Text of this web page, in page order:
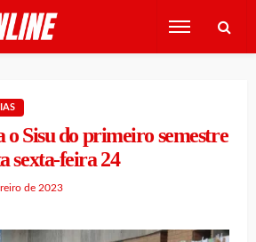
o Sisu do primeiro semestre
sexta-feira 24
de 2023